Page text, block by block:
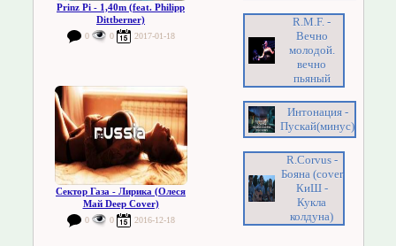
Prinz Pi - 1,40m (feat. Philipp
Dittberner)
0 0 2017-01-18
Сектор Газа - Лирика (Олеся
Май Deep Cover)
0 0 2016-12-18
R.M.F. -
Вечно
молодой.
вечно
пьяный
Интонация -
Пускай(минус)
R.Corvus -
Бояна (cover
КиШ -
Кукла
колдуна)